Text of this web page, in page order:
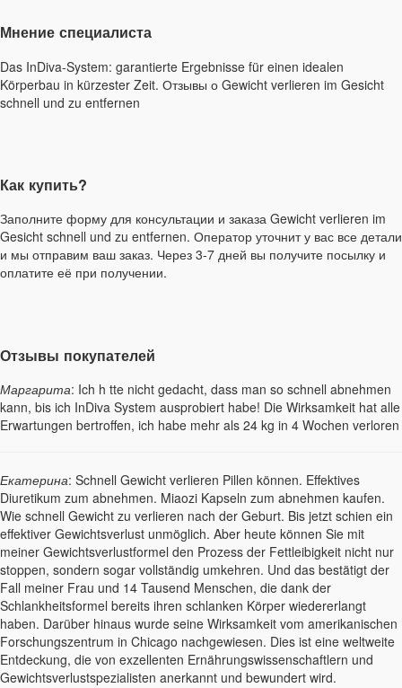
Мнение специалиста
Das InDiva‑System: garantierte Ergebnisse für einen idealen
Körperbau in kürzester Zeit. Отзывы о Gewicht verlieren im Gesicht
schnell und zu entfernen
Как купить?
Заполните форму для консультации и заказа Gewicht verlieren im
Gesicht schnell und zu entfernen. Оператор уточнит у вас все детали
и мы отправим ваш заказ. Через 3-7 дней вы получите посылку и
оплатите её при получении.
Отзывы покупателей
Маргарита: Ich h tte nicht gedacht, dass man so schnell abnehmen
kann, bis ich InDiva System ausprobiert habe! Die Wirksamkeit hat alle
Erwartungen bertroffen, ich habe mehr als 24 kg in 4 Wochen verloren
Екатерина: Schnell Gewicht verlieren Pillen können. Effektives
Diuretikum zum abnehmen. Miaozi Kapseln zum abnehmen kaufen.
Wie schnell Gewicht zu verlieren nach der Geburt. Bis jetzt schien ein
effektiver Gewichtsverlust unmöglich. Aber heute können Sie mit
meiner Gewichtsverlustformel den Prozess der Fettleibigkeit nicht nur
stoppen, sondern sogar vollständig umkehren. Und das bestätigt der
Fall meiner Frau und 14 Tausend Menschen, die dank der
Schlankheitsformel bereits ihren schlanken Körper wiedererlangt
haben. Darüber hinaus wurde seine Wirksamkeit vom amerikanischen
Forschungszentrum in Chicago nachgewiesen. Dies ist eine weltweite
Entdeckung, die von exzellenten Ernährungswissenschaftlern und
Gewichtsverlustspezialisten anerkannt und bewundert wird.